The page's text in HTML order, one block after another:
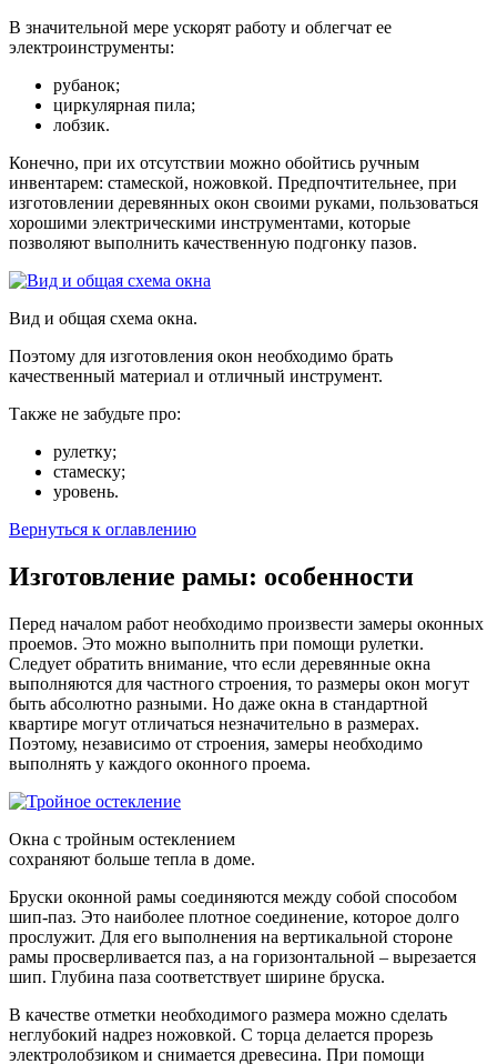
В значительной мере ускорят работу и облегчат ее
электроинструменты:
рубанок;
циркулярная пила;
лобзик.
Конечно, при их отсутствии можно обойтись ручным
инвентарем: стамеской, ножовкой. Предпочтительнее, при
изготовлении деревянных окон своими руками, пользоваться
хорошими электрическими инструментами, которые
позволяют выполнить качественную подгонку пазов.
Вид и общая схема окна.
Поэтому для изготовления окон необходимо брать
качественный материал и отличный инструмент.
Также не забудьте про:
рулетку;
стамеску;
уровень.
Вернуться к оглавлению
Изготовление рамы: особенности
Перед началом работ необходимо произвести замеры оконных
проемов. Это можно выполнить при помощи рулетки.
Следует обратить внимание, что если деревянные окна
выполняются для частного строения, то размеры окон могут
быть абсолютно разными. Но даже окна в стандартной
квартире могут отличаться незначительно в размерах.
Поэтому, независимо от строения, замеры необходимо
выполнять у каждого оконного проема.
Окна с тройным остеклением
сохраняют больше тепла в доме.
Бруски оконной рамы соединяются между собой способом
шип-паз. Это наиболее плотное соединение, которое долго
прослужит. Для его выполнения на вертикальной стороне
рамы просверливается паз, а на горизонтальной – вырезается
шип. Глубина паза соответствует ширине бруска.
В качестве отметки необходимого размера можно сделать
неглубокий надрез ножовкой. С торца делается прорезь
электролобзиком и снимается древесина. При помощи